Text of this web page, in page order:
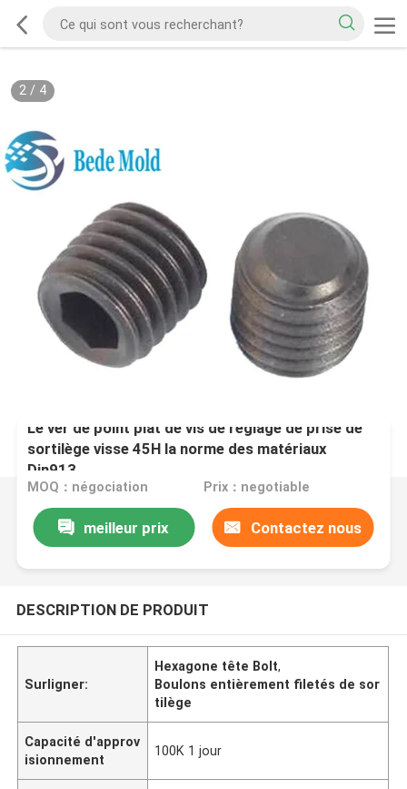
2/ 4
Le ver de point plat de vis de réglage de prise de
sortilège visse 45H la norme des matériaux
Din913
MOQ：négociation Prix：negotiable
meilleur prix Contactez nous
DESCRIPTION DE PRODUIT
Surligner:
Hexagone tête Bolt,
Boulons entièrement filetés de sor
tilège
Capacité d'approv
isionnement
100K 1 jour